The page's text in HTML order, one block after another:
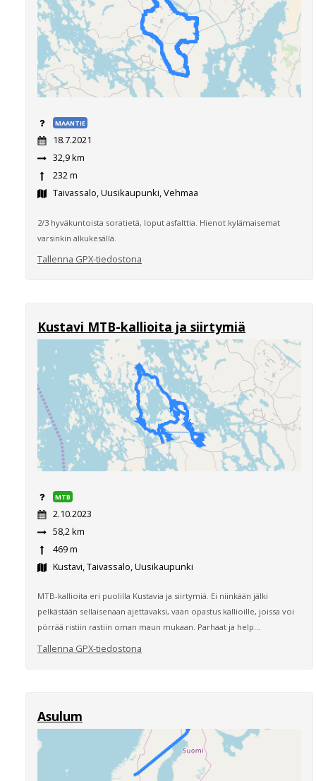
MAANTIE
18.7.2021
32,9 km
232 m
Taivassalo, Uusikaupunki, Vehmaa
2/3 hyväkuntoista soratietä, loput asfalttia. Hienot kylämaisemat
varsinkin alkukesällä.
Tallenna GPX-tiedostona
Kustavi MTB-kallioita ja siirtymiä
MTB
2.10.2023
58,2 km
469 m
Kustavi, Taivassalo, Uusikaupunki
MTB-kallioita eri puolilla Kustavia ja siirtymiä. Ei niinkään jälki
pelkästään sellaisenaan ajettavaksi, vaan opastus kallioille, joissa voi
pörrää ristiin rastiin oman maun mukaan. Parhaat ja help...
Tallenna GPX-tiedostona
Asulum